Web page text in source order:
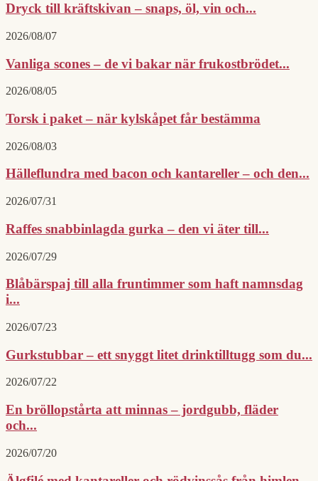
Dryck till kräftskivan – snaps, öl, vin och...
2026/08/07
Vanliga scones – de vi bakar när frukostbrödet...
2026/08/05
Torsk i paket – när kylskåpet får bestämma
2026/08/03
Hälleflundra med bacon och kantareller – och den...
2026/07/31
Raffes snabbinlagda gurka – den vi äter till...
2026/07/29
Blåbärspaj till alla fruntimmer som haft namnsdag
i...
2026/07/23
Gurkstubbar – ett snyggt litet drinktilltugg som du...
2026/07/22
En bröllopstårta att minnas – jordgubb, fläder
och...
2026/07/20